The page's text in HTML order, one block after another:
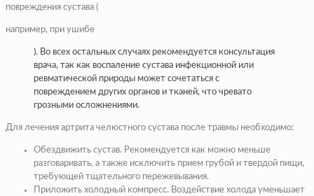
повреждения сустава (
например, при ушибе
). Во всех остальных случаях рекомендуется консультация
врача, так как воспаление сустава инфекционной или
ревматической природы может сочетаться с
повреждением других органов и тканей, что чревато
грозными осложнениями.
Для лечения артрита челюстного сустава после травмы необходимо:
Обездвижить сустав. Рекомендуется как можно меньше
разговаривать, а также исключить прием грубой и твердой пищи,
требующей тщательного пережевывания.
Приложить холодный компресс. Воздействие холода уменьшает